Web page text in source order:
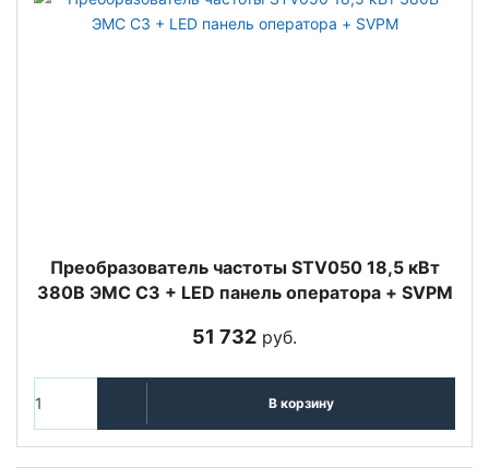
Преобразователь частоты STV050 18,5 кВт
380В ЭМС С3 + LED панель оператора + SVPM
51 732 руб.
В корзину